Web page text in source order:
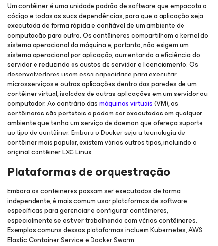
Um contêiner é uma unidade padrão de software que empacota o
código e todas as suas dependências, para que a aplicação seja
executada de forma rápida e confiável de um ambiente de
computação para outro. Os contêineres compartilham o kernel do
sistema operacional da máquina e, portanto, não exigem um
sistema operacional por aplicação, aumentando a eficiência do
servidor e reduzindo os custos de servidor e licenciamento. Os
desenvolvedores usam essa capacidade para executar
microsserviços e outras aplicações dentro das paredes de um
contêiner virtual, isoladas de outras aplicações em um servidor ou
computador. Ao contrário dasmáquinas virtuais(VM), os
contêineres são portáteis e podem ser executados em qualquer
ambiente que tenha um serviço de daemon que ofereça suporte
ao tipo de contêiner. Embora o Docker seja a tecnologia de
contêiner mais popular, existem vários outros tipos, incluindo o
original contêiner LXC Linux.
Plataformas de orquestração
Embora os contêineres possam ser executados de forma
independente, é mais comum usar plataformas de software
específicas para gerenciar e configurar contêineres,
especialmente se estiver trabalhando com vários contêineres.
Exemplos comuns dessas plataformas incluem Kubernetes, AWS
Elastic Container Service e Docker Swarm.